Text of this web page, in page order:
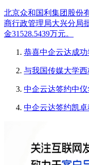
北京众和国利集团股份
商行政管理局大兴分局
金31528.5439万元。
恭喜中企云达成
与我国传媒大学
中企云达签约中
中企云达签约凯